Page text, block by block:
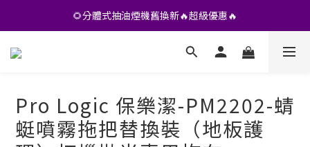
•• 會員專享🎁精選貨品【特價💥再九折】••
🌻分體式抽油煙機舊換新🔥超級優惠🔥
•• 會員專享🎁精選貨品【特價💥再九折】••
Pro Logic 保樂潔-PM2202-蜻
蜓噴霧拖把替換裝（地板護